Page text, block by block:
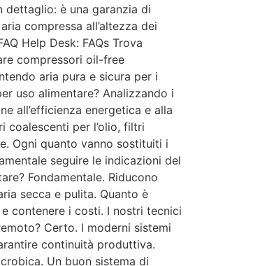
dettaglio: è una garanzia di
compressa all’altezza dei
Help Desk: FAQs Trova
compressori oil-free
aria pura e sicura per i
uso alimentare? Analizzando i
all’efficienza energetica e alla
coalescenti per l’olio, filtri
Ogni quanto vanno sostituiti i
seguire le indicazioni del
Fondamentale. Riducono
secca e pulita. Quanto è
contenere i costi. I nostri tecnici
Certo. I moderni sistemi
continuità produttiva.
Un buon sistema di